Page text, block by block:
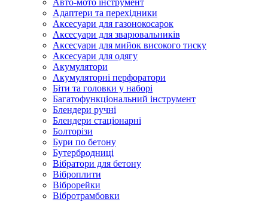
Авто-мото інструмент
Адаптери та перехідники
Аксесуари для газонокосарок
Аксесуари для зварювальників
Аксесуари для мийок високого тиску
Аксесуари для одягу
Акумулятори
Акумуляторні перфоратори
Біти та головки у наборі
Багатофункціональний інструмент
Блендери ручні
Блендери стаціонарні
Болторізи
Бури по бетону
Бутербродниці
Вібратори для бетону
Віброплити
Віброрейки
Вібротрамбовки